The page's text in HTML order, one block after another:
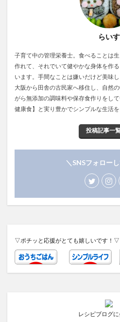
らいす
子育て中の管理栄養士。食べることは
作れて、それでいて健やかな身体を作
います。手間なことは嫌いだけど美味
大阪から田舎の古民家へ移住し、自然
がら無添加の調味料や保存食作りをし
健康食】と実り豊かでシンプルな生活を
投稿記事一
＼SNSフォロー
▽ポチッと応援がとても嬉しいです！▽
レシピブログ